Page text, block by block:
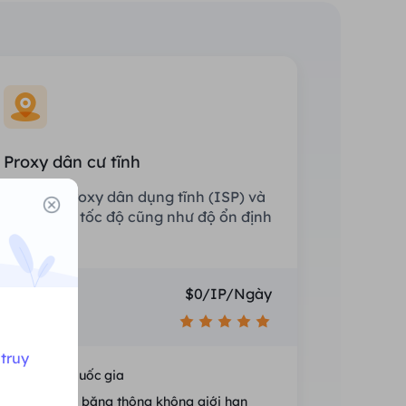
Proxy dân cư tĩnh
Trang bị proxy dân dụng tĩnh (ISP) và
tận hưởng tốc độ cũng như độ ổn định
vượt trội.
$0/IP/Ngày
Định vị quốc gia
Phiên và băng thông không giới hạn